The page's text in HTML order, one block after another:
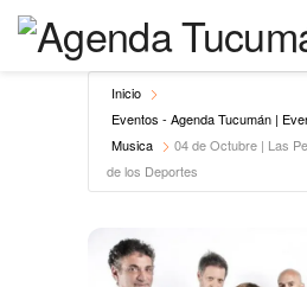
Inicio
Eventos - Agenda Tucumán |
Musica
04 de Octubre | Las
de los Deportes